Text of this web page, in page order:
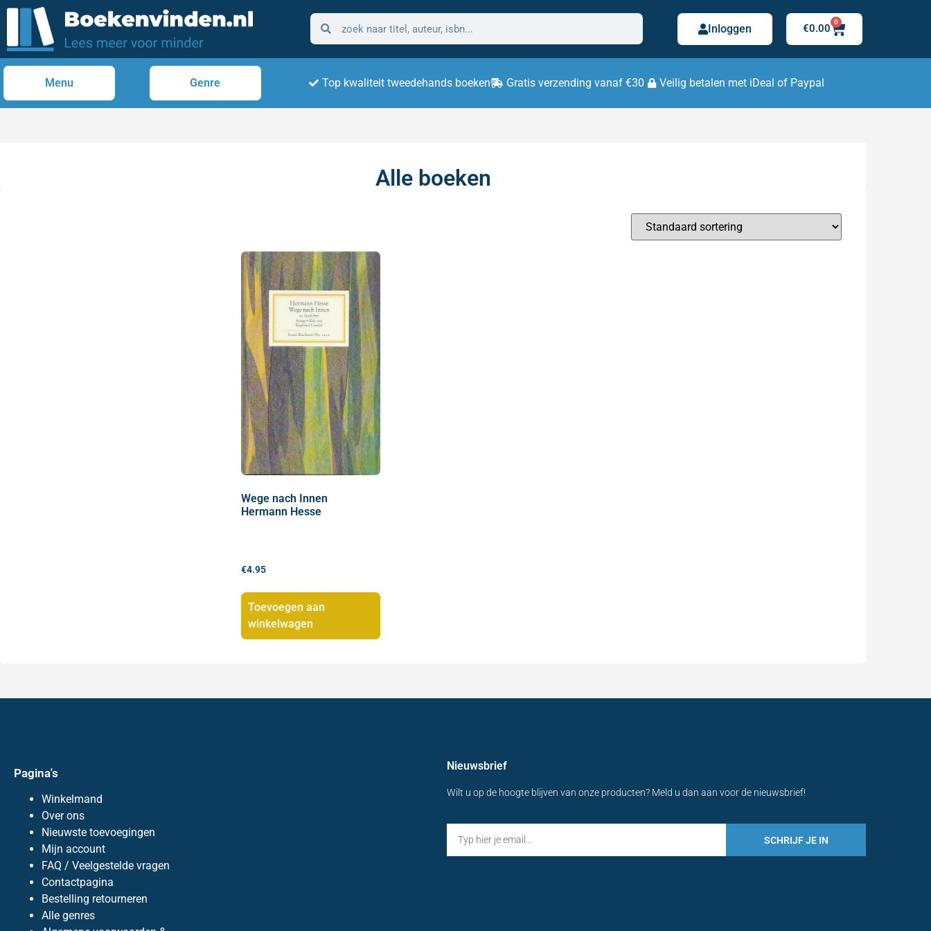
Inloggen €0.00
0
Menu Genre Top kwaliteit tweedehands boeken Gratis verzending vanaf €30 Veilig betalen met iDeal of Paypal
Alle boeken
Wege nach Innen
Hermann Hesse
€4.95
Toevoegen aan
winkelwagen
Pagina's
Winkelmand
Over ons
Nieuwste toevoegingen
Mijn account
FAQ / Veelgestelde vragen
Contactpagina
Bestelling retourneren
Alle genres
Nieuwsbrief
Wilt u op de hoogte blijven van onze producten? Meld u dan aan voor de nieuwsbrief!
SCHRIJF JE IN